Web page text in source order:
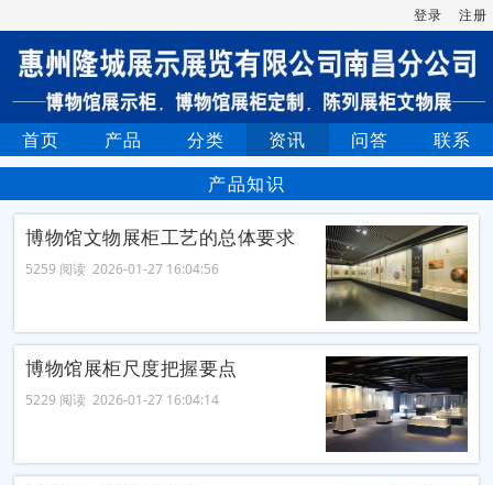
登录 注册
首页 产品 分类 资讯 问答
联系
产品知识
博物馆文物展柜工艺的总体要求
5259 阅读 2026-01-27 16:04:56
博物馆展柜尺度把握要点
5229 阅读 2026-01-27 16:04:14